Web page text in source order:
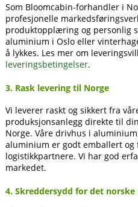
Som Bloomcabin-forhandler i
profesjonelle
produktopplæring og personlig
aluminium i Oslo eller
å lykkes. Les mer om
leveringsbetingelser.
3. Rask levering til Norge
Vi leverer raskt og sikkert fra
produksjonsanlegg direkte til
Norge. Våre drivhus i
aluminium er godt emballert og
logistikkpartnere. Vi har god
markedet.
4. Skreddersydd for det